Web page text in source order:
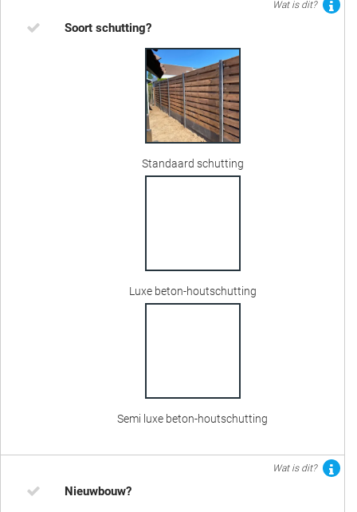
Wat is dit?
Soort schutting?
Standaard schutting
Luxe beton-houtschutting
Semi luxe beton-houtschutting
Wat is dit?
Nieuwbouw?